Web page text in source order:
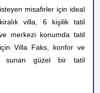
misafirler için ideal
villa, 6 kişilik tatil
merkezi konumda tatil
Villa Faks, konfor ve
sunan güzel bir tatil